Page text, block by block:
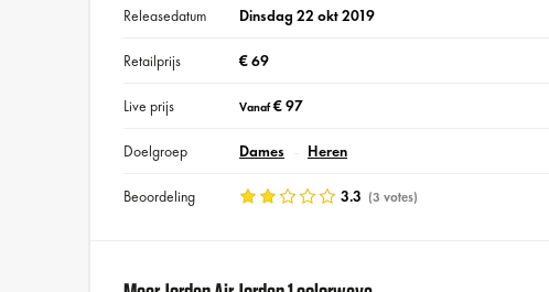
Releasedatum Dinsdag 22 okt 2019
Retailprijs € 69
Live prijs Vanaf€ 97
Doelgroep Dames Heren
Beoordeling 3.3 (3 votes)